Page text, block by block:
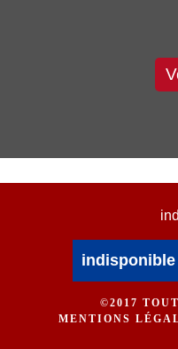
indisponible
©2017
MENTIONS